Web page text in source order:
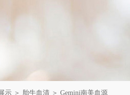
示 ＞ 胎牛血清 ＞ Gemini南美血源